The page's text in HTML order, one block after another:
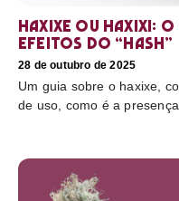
Haxixe ou Haxixi:
efeitos do “hash”
28 de outubro de 2025
Um guia sobre o haxixe,
de uso, como é a